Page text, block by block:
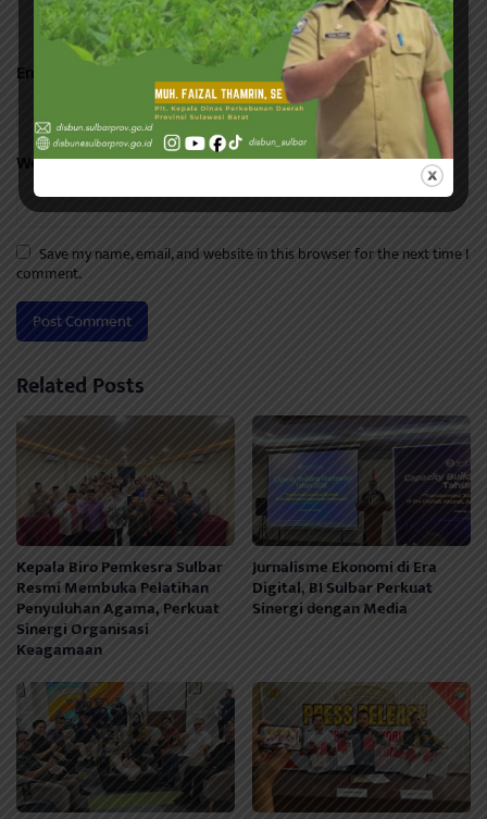
Email
Website
Save my name, email, and website in this browser for the next time I
comment.
Related Posts
Kepala Biro Pemkesra Sulbar
Resmi Membuka Pelatihan
Penyuluhan Agama, Perkuat
Sinergi Organisasi
Keagamaan
Jurnalisme Ekonomi di Era
Digital, BI Sulbar Perkuat
Sinergi dengan Media